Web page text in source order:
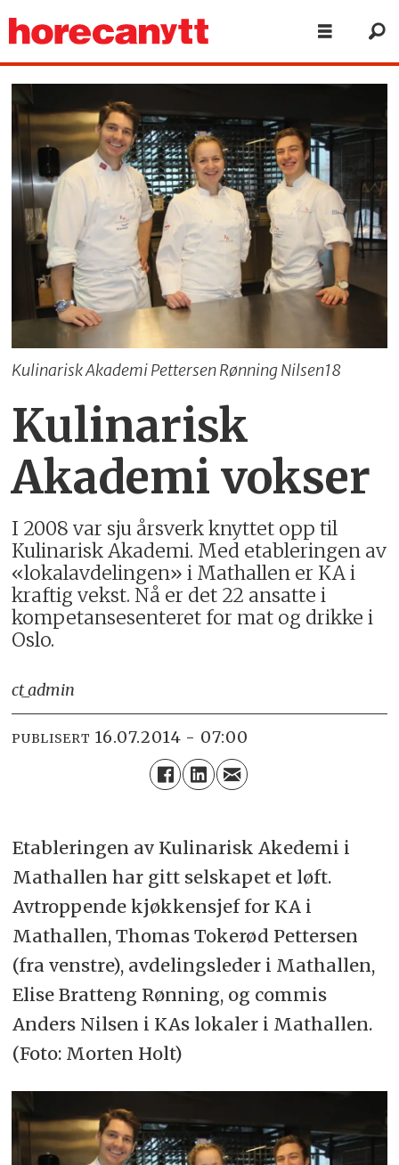
Kulinarisk Akademi Pettersen Rønning Nilsen18
Kulinarisk
Akademi vokser
I 2008 var sju årsverk knyttet opp til
Kulinarisk Akademi. Med etableringen av
«lokalavdelingen» i Mathallen er KA i
kraftig vekst. Nå er det 22 ansatte i
kompetansesenteret for mat og drikke i
Oslo.
ct_admin
PUBLISERT 16.07.2014 - 07:00
Etableringen av Kulinarisk Akedemi i
Mathallen har gitt selskapet et løft.
Avtroppende kjøkkensjef for KA i
Mathallen, Thomas Tokerød Pettersen
(fra venstre), avdelingsleder i Mathallen,
Elise Bratteng Rønning, og commis
Anders Nilsen i KAs lokaler i Mathallen.
(Foto: Morten Holt)